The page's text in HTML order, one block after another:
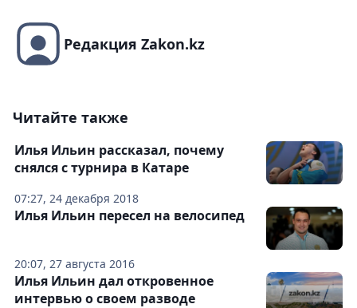
Редакция Zakon.kz
Читайте также
07:27, 24 декабря 2018
Илья Ильин рассказал, почему
снялся с турнира в Катаре
20:07, 27 августа 2016
Илья Ильин пересел на велосипед
Илья Ильин дал откровенное
интервью о своем разводе